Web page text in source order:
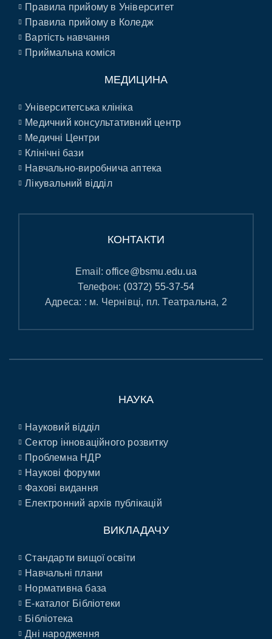
Правила прийому в Університет
Правила прийому в Коледж
Вартість навчання
Приймальна коміся
МЕДИЦИНА
Університетська клініка
Медичний консультативний центр
Медичні Центри
Клінічні бази
Навчально-виробнича аптека
Лікувальний відділ
КОНТАКТИ
Email:office@bsmu.edu.ua
Телефон: (0372) 55-37-54
Адреса: : м. Чернівці, пл. Театральна, 2
НАУКА
Науковий відділ
Сектор інноваційного розвитку
Проблемна НДР
Наукові форуми
Фахові видання
Електронний архів публікацій
ВИКЛАДАЧУ
Стандарти вищої освіти
Навчальні плани
Нормативна база
E-каталог Бібліотеки
Бібліотека
Дні народження